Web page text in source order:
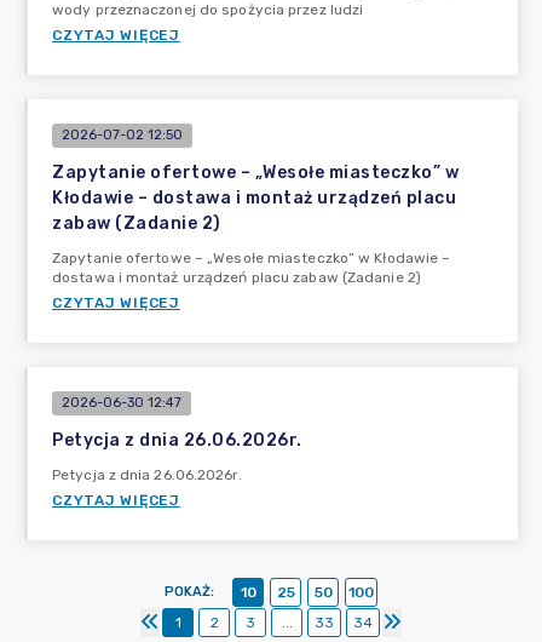
wody przeznaczonej do spożycia przez ludzi
CZYTAJ WIĘCEJ
2026-07-02 12:50
Zapytanie ofertowe – „Wesołe miasteczko” w
Kłodawie – dostawa i montaż urządzeń placu
zabaw (Zadanie 2)
Zapytanie ofertowe – „Wesołe miasteczko” w Kłodawie –
dostawa i montaż urządzeń placu zabaw (Zadanie 2)
CZYTAJ WIĘCEJ
2026-06-30 12:47
Petycja z dnia 26.06.2026r.
Petycja z dnia 26.06.2026r.
CZYTAJ WIĘCEJ
POKAŻ: 10 25 50
100
1
2 3 ... 33 34